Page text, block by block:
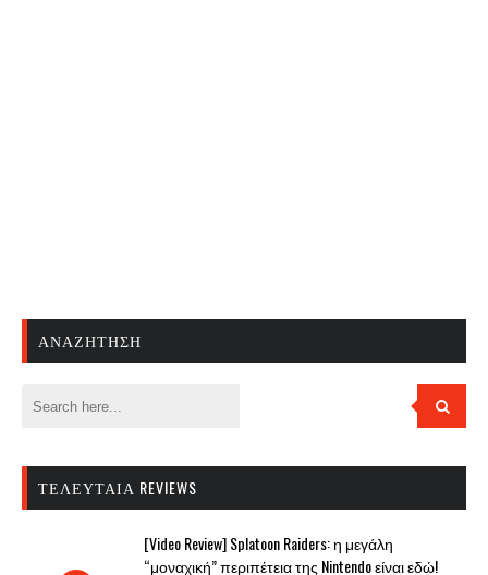
ΑΝΑΖΉΤΗΣΗ
ΤΕΛΕΥΤΑΊΑ REVIEWS
[Video Review] Splatoon Raiders: η μεγάλη
“μοναχική” περιπέτεια της Nintendo είναι εδώ!